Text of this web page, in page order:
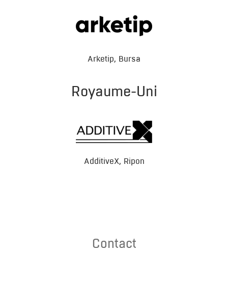
Arketip, Bursa
Royaume-Uni
AdditiveX, Ripon
Contact